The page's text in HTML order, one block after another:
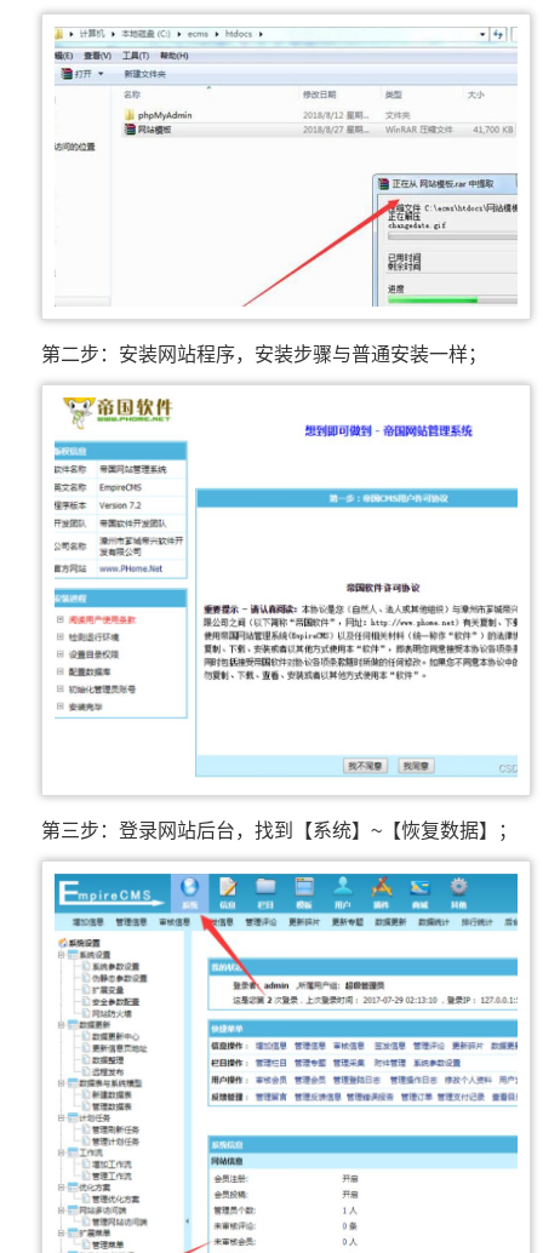
第二步：安装网站程序，安装步骤与普通安装一样；
第三步：登录网站后台，找到【系统】~【恢复数据】；